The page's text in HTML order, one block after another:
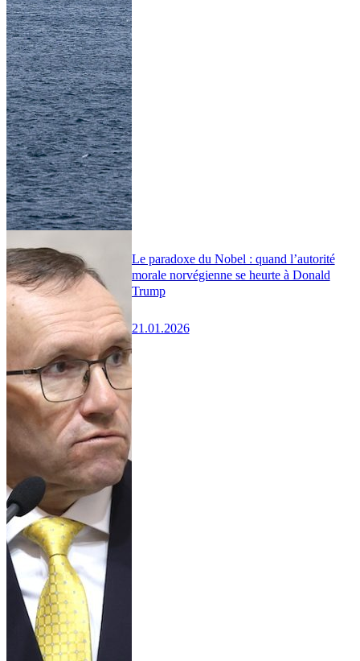
Le paradoxe du Nobel : quand l’autorité
morale norvégienne se heurte à Donald
Trump
21.01.2026